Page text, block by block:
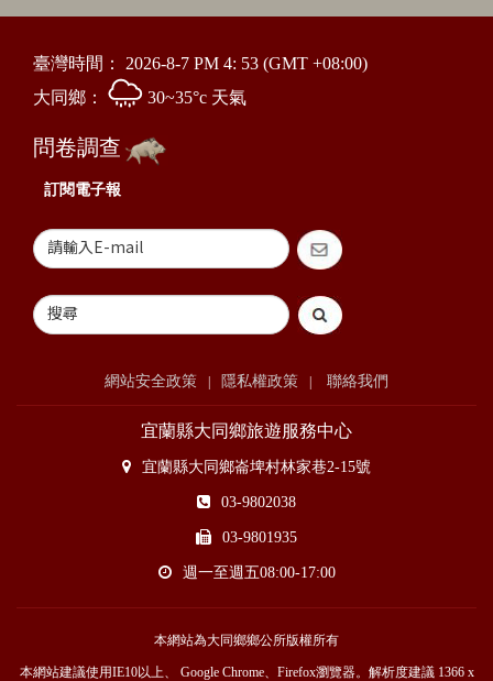
臺灣時間： 2026-8-7 PM 4: 53 (GMT +08:00)
大同鄉：
30~35°c 天氣
問卷調查
訂閱電子報
網站安全政策 隱私權政策 聯絡我們
宜蘭縣大同鄉旅遊服務中心
宜蘭縣大同鄉崙埤村林家巷2-15號
03-9802038
03-9801935
週一至週五08:00-17:00
本網站為大同鄉鄉公所版權所有
本網站建議使用IE10以上、 Google Chrome、Firefox瀏覽器。解析度建議 1366 x